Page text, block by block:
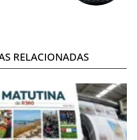
RELACIONADAS